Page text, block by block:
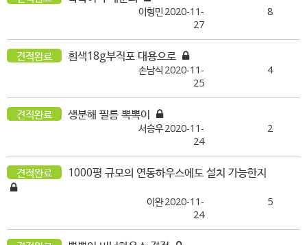
이형민 2020-11-
27
8
견적완료 흰색18g부직포 대용으로
손남식 2020-11-
25
4
견적완료 생분해 필름 뽁뽁이
서승우2020-11-
24
2
견적완료 1000평 규모의 연동하우스에도 설치 가능한지
이완2020-11-
24
5